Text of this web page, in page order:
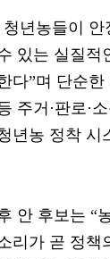
년농들이
있는 실질적
다”며 단순한
주거·판로·
년농 정착 시
안 후보는 “
리가 곧 정책